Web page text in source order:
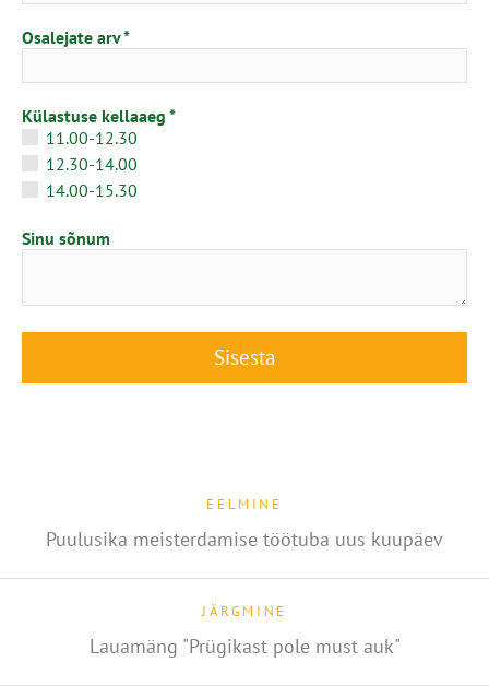
Osalejate arv
Külastuse kellaaeg
11.00-12.30
12.30-14.00
14.00-15.30
Sinu sõnum
EELMINE
Puulusika meisterdamise töötuba uus kuupäev
JÄRGMINE
Lauamäng "Prügikast pole must auk"